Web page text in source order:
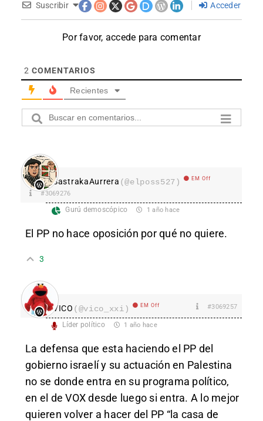
Suscribir Acceder
Por favor, accede para comentar
2 COMENTARIOS
Recientes
SastrakaAurrera (@elposs527) EM Off
#3069276
Gurú demoscópico 1 año hace
El PP no hace oposición por qué no quiere.
3
VICO (@vico_xxi) EM Off #3069257
Líder político 1 año hace
La defensa que esta haciendo el PP del
gobierno israelí y su actuación en Palestina
no se donde entra en su programa político,
en el de VOX desde luego si entra. A lo mejor
quieren volver a hacer del PP “la casa de